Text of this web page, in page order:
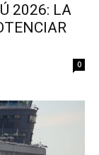
2026: LA
0